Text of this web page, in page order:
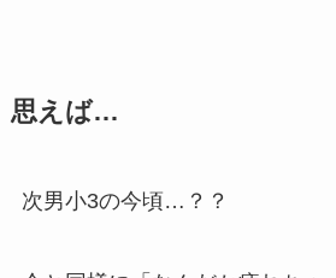
思えば…
次男小3の今頃…？？